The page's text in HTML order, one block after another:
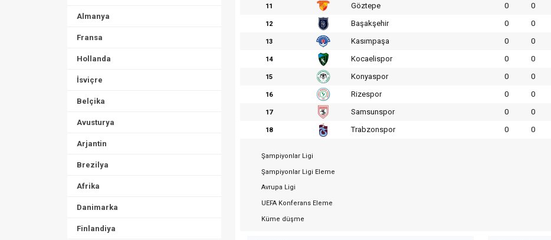
Almanya
Fransa
Hollanda
İsviçre
Belçika
Avusturya
Arjantin
Brezilya
Afrika
Danimarka
Finlandiya
11 Göztepe 0 0
12 Başakşehir 0 0
13 Kasımpaşa 0 0
14 Kocaelispor 0 0
15 Konyaspor 0 0
16 Rizespor 0 0
17 Samsunspor 0 0
18 Trabzonspor 0 0
Şampiyonlar Ligi
Şampiyonlar Ligi Eleme
Avrupa Ligi
UEFA Konferans Eleme
Küme düşme